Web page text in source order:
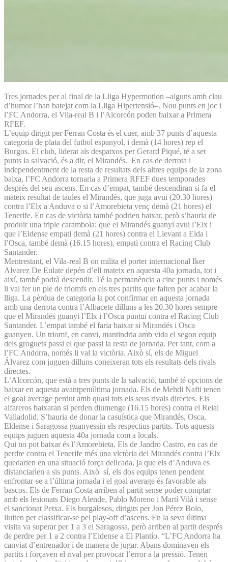
Tres jornades per al final de la Lliga Hypermotion –alguns amb clau
d’humor l’han batejat com la Lliga Hipertensió–. Nou punts en joc i
l’FC Andorra, el Vila-real B i l’Alcorcón poden baixar a Primera
RFEF.
L’equip dirigit per Ferran Costa és el cuer, amb 37 punts d’aquesta
categoria de plata del futbol espanyol, i demà (14 hores) rep el
Burgos. El club, liderat als despatxos per Gerard Piqué, té a set
punts la salvació, és a dir, el Mirandés. En cas de derrota i
independentment de la resta de resultats dels altres equips de la zona
baixa, l’FC Andorra tornaria a Primera RFEF dues temporades
després del seu ascens. En cas d’empat, també descendiran si fa el
mateix resultat de taules el Mirandés, que juga avui (20.30 hores)
contra l’Elx a Anduva o si l’Amorebieta venç demà (21 hores) el
Tenerife. En cas de victòria també podrien baixar, però s’hauria de
produir una triple carambola: que el Mirandés guanyi avui l’Elx i
que l’Eldense empati demà (21 hores) contra el Llevant a Elda i
l’Osca, també demà (16.15 hores), empati contra el Racing Club
Santander.
Mentrestant, el Vila-real B on milita el porter internacional Iker
Alvarez De Eulate depén d’ell mateix en aquesta 40a jornada, tot i
així, també podrà descendir. Té la permanència a cinc punts i només
li val fer un ple de triomfs en els tres partits que falten per acabar la
lliga. La pèrdua de categoria la pot confirmar en aquesta jornada
amb una derrota contra l’Albacete dilluns a les 20.30 hores sempre
que el Mirandés guanyi l’Elx i l’Osca puntuï contra el Racing Club
Santander. L’empat també el faria baixar si Mirandés i Osca
guanyen. Un triomf, en canvi, mantindria amb vida el segon equip
dels groguets passi el que passi la resta de jornada. Per tant, com a
l’FC Andorra, només li val la victòria. Això sí, els de Miguel
Álvarez com juguen dilluns coneixeran tots els resultats dels rivals
directes.
L’Alcorcón, que està a tres punts de la salvació, també té opcions de
baixar en aquesta avantpenúltima jornada. Els de Mehdi Nafti tenen
el goal average perdut amb quasi tots els seus rivals directes. Els
alfareros baixaran si perden diumenge (16.15 hores) contra el Reial
Valladolid. S’hauria de donar la casuística que Mirandés, Osca,
Eldense i Saragossa guanyessin els respectius partits. Tots aquests
equips juguen aquesta 40a jornada com a locals.
Qui no pot baixar és l’Amorebieta. Els de Jandro Castro, en cas de
perdre contra el Tenerife més una victòria del Mirandés contra l’Elx
quedarien en una situació força delicada, ja que els d’Anduva es
distanciarien a sis punts. Això sí, els dos equips tenen pendent
enfrontar-se a l’última jornada i el goal average és favorable als
bascos. Els de Ferran Costa arriben al partit sense poder comptar
amb els lesionats Diego Alende, Pablo Moreno i Martí Vilà i sense
el sancionat Petxa. Els burgalesos, dirigits per Jon Pérez Bolo,
lluiten per classificar-se pel play-off d’ascens. En la seva última
visita va superar per 1 a 3 el Saragossa, però arriben al partit després
de perdre per 1 a 2 contra l’Eldense a El Plantío. “L’FC Andorra ha
canviat d’entrenador i de manera de jugar. Abans dominaven els
partits i forçaven el rival per provocar l’error a la pressió. Tenen